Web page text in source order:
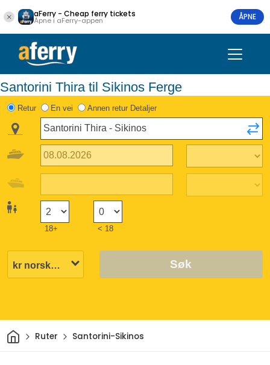
aFerry - Cheap ferry tickets
Åpne i aFerry-appen ÅPNE
Santorini Thira til Sikinos Ferge
Retur En vei Annen retur Detaljer
18+ < 18
Søk
HjemRuter Santorini-Sikinos